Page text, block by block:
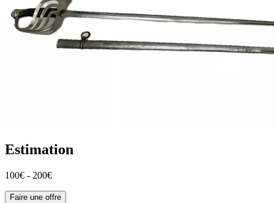
Estimation
100€ - 200€
Faire une offre